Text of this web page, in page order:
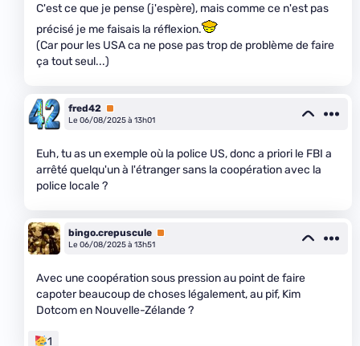
C'est ce que je pense (j'espère), mais comme ce n'est pas
précisé je me faisais la réflexion.
(Car pour les USA ca ne pose pas trop de problème de faire
ça tout seul...)
fred42 Premium
Le 06/08/2025 à 13h01
Euh, tu as un exemple où la police US, donc a priori le FBI a
arrêté quelqu'un à l'étranger sans la coopération avec la
police locale ?
bingo.crepuscule Premium
Le 06/08/2025 à 13h51
Avec une coopération sous pression au point de faire
capoter beaucoup de choses légalement, au pif, Kim
Dotcom en Nouvelle-Zélande ?
1